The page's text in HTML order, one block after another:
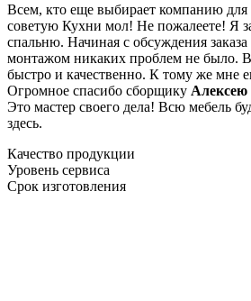
Всем, кто еще выбирает компанию для
советую Кухни мол! Не пожалеете! Я
спальню. Начиная с обсуждения заказа
монтажом никаких проблем не было.
быстро и качественно. К тому же мне
Огромное спасибо сборщику Алексею
Это мастер своего дела! Всю мебель
здесь.
Качество продукции
Уровень сервиса
Срок изготовления